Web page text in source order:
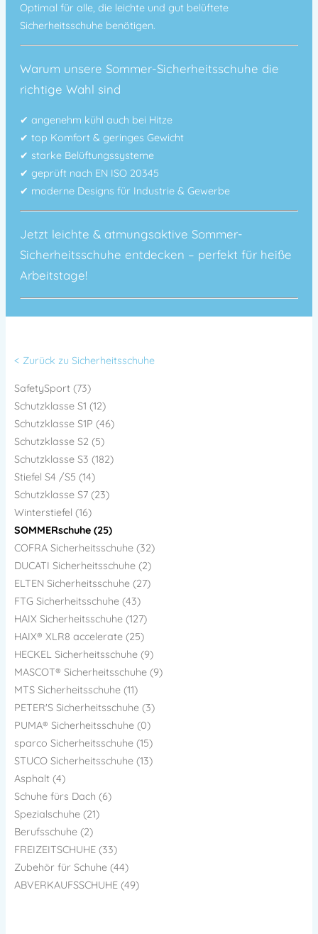
Optimal für alle, die leichte und gut belüftete
Sicherheitsschuhe benötigen.
Warum unsere Sommer-Sicherheitsschuhe die
richtige Wahl sind
✔ angenehm kühl auch bei Hitze
✔ top Komfort & geringes Gewicht
✔ starke Belüftungssysteme
✔ geprüft nach EN ISO 20345
✔ moderne Designs für Industrie & Gewerbe
Jetzt leichte & atmungsaktive Sommer-
Sicherheitsschuhe entdecken – perfekt für heiße
Arbeitstage!
< Zurück zu Sicherheitsschuhe
SafetySport (73)
Schutzklasse S1 (12)
Schutzklasse S1P (46)
Schutzklasse S2 (5)
Schutzklasse S3 (182)
Stiefel S4 /S5 (14)
Schutzklasse S7 (23)
Winterstiefel (16)
SOMMERschuhe (25)
COFRA Sicherheitsschuhe (32)
DUCATI Sicherheitsschuhe (2)
ELTEN Sicherheitsschuhe (27)
FTG Sicherheitsschuhe (43)
HAIX Sicherheitsschuhe (127)
HAIX® XLR8 accelerate (25)
HECKEL Sicherheitsschuhe (9)
MASCOT® Sicherheitsschuhe (9)
MTS Sicherheitsschuhe (11)
PETER'S Sicherheitsschuhe (3)
PUMA® Sicherheitsschuhe (0)
sparco Sicherheitsschuhe (15)
STUCO Sicherheitsschuhe (13)
Asphalt (4)
Schuhe fürs Dach (6)
Spezialschuhe (21)
Berufsschuhe (2)
FREIZEITSCHUHE (33)
Zubehör für Schuhe (44)
ABVERKAUFSSCHUHE (49)